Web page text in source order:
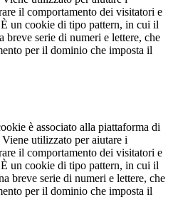
il comportamento dei visitatori e
un cookie di tipo pattern, in cui il
breve serie di numeri e lettere, che
per il dominio che imposta il
è associato alla piattaforma di
utilizzato per aiutare i
il comportamento dei visitatori e
un cookie di tipo pattern, in cui il
breve serie di numeri e lettere, che
per il dominio che imposta il